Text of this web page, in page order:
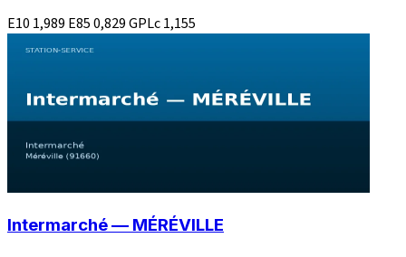
E10 1,989 E850,829GPLc1,155
Intermarché — MÉRÉVILLE